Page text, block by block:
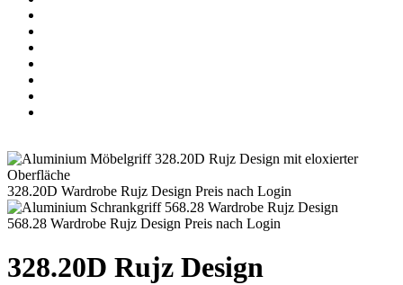
328.20D Wardrobe Rujz Design Preis nach Login
568.28 Wardrobe Rujz Design Preis nach Login
328.20D Rujz Design